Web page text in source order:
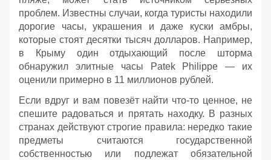
проблем. Известны случаи, когда туристы находили
дорогие часы, украшения и даже куски амбры,
которые стоят десятки тысяч долларов. Например,
в Крыму один отдыхающий после шторма
обнаружил элитные часы Patek Philippe — их
оценили примерно в 11 миллионов рублей.
Если вдруг и вам повезёт найти что‑то ценное, не
спешите радоваться и прятать находку. В разных
странах действуют строгие правила: нередко такие
предметы считаются государственной
собственностью или подлежат обязательной